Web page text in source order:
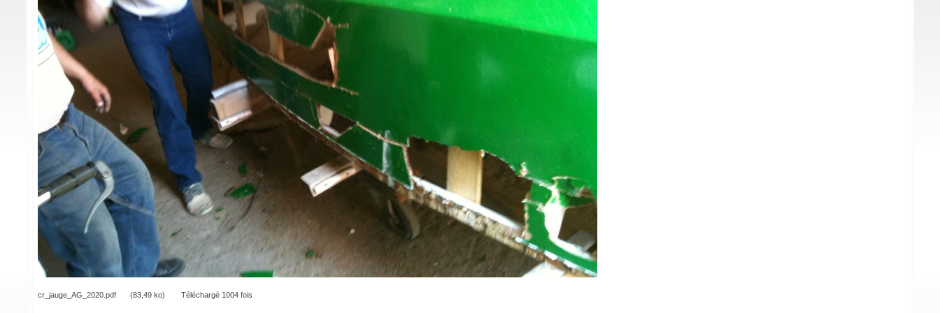
cr_jauge_AG_2020.pdf (83,49 ko) Téléchargé 1004 fois